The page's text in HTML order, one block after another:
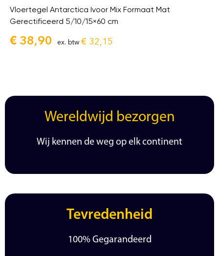
Vloertegel Antarctica Ivoor Mix Formaat Mat
Gerectificeerd 5/10/15×60 cm
€ 38,90 ex. btw € 32,15
Wereldwijd bezorgen
Wij kennen de weg op elk continent
Tevredenheid
100% Gegarandeerd